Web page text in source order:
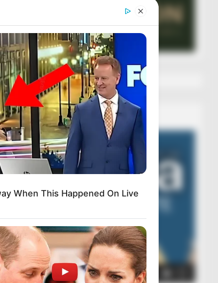
Veza AIBA
Video
Player
00:00 00:05
When This Happened On Live